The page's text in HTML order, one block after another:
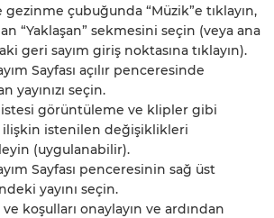
gezinme çubuğunda “Müzik”e tıklayın,
“Yaklaşan” sekmesini seçin (veya ana
geri sayım giriş noktasına tıklayın).
Sayfası açılır penceresinde
yayınızı seçin.
görüntüleme ve klipler gibi
ilişkin istenilen değişiklikleri
(uygulanabilir).
Sayfası penceresinin sağ üst
yayını seçin.
koşulları onaylayın ve ardından